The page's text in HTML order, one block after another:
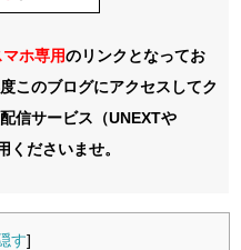
マホ専用のリンクとなってお
このブログにアクセスしてク
信サービス（UNEXTや
ださいませ。
す]